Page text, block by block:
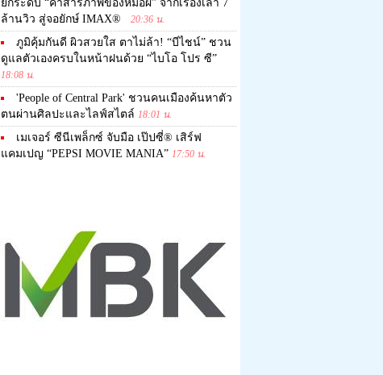
ยกระดับ “คำสารภาพของหมอผี” จากเรื่องเล่า 7
ล้านวิว สู่จอยักษ์ IMAX® 20:36 น.
ภูมิคุ้มกันดี ผิวสวยใส ตาไม่ล้า! “บีไชน์” ชวน
ดูแลตัวเองครบในหน้าฝนด้วย “ไบโอ โปร ซี”
18:08 น.
'People of Central Park' ชวนคนเมืองค้นหาตัว
ตนผ่านศิลปะและไลฟ์สไตล์ 18:01 น.
เมเจอร์ ซีนีเพล็กซ์ จับมือ เป๊ปซี่® เสิร์ฟ
แคมเปญ “PEPSI MOVIE MANIA” 17:50 น.